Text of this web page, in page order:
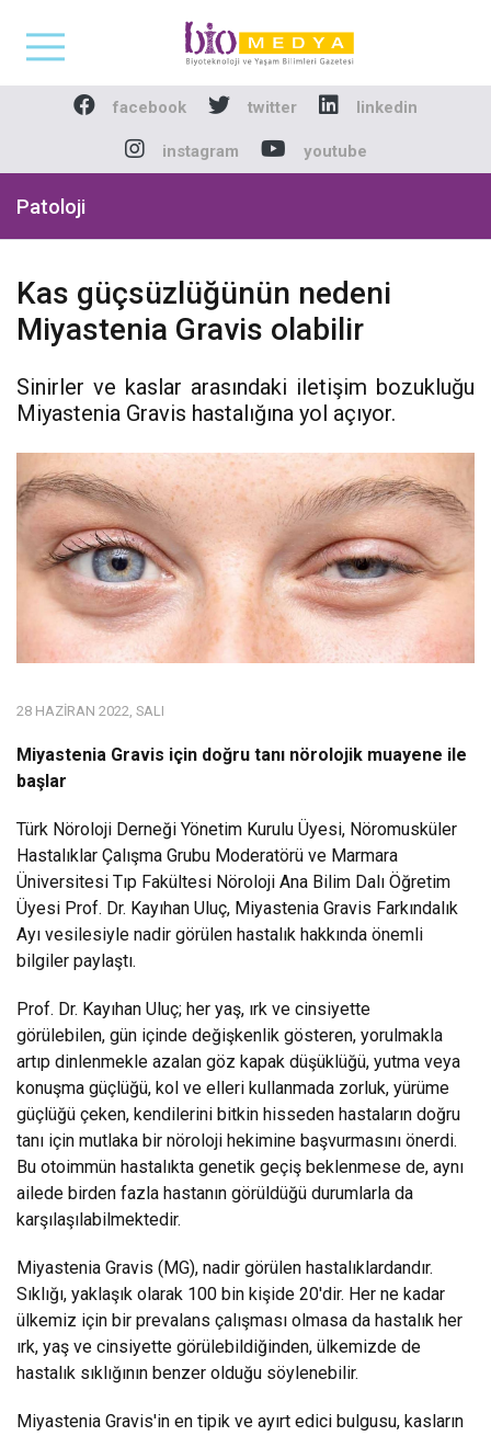
Biomedya -
facebook twitter linkedin
instagram youtube
Patoloji
Kas güçsüzlüğünün nedeni
Miyastenia Gravis olabilir
Sinirler ve kaslar arasındaki iletişim bozukluğu
Miyastenia Gravis hastalığına yol açıyor.
28 HAZIRAN 2022, SALI
Miyastenia Gravis için doğru tanı nörolojik muayene ile
başlar
Türk Nöroloji Derneği Yönetim Kurulu Üyesi, Nöromusküler
Hastalıklar Çalışma Grubu Moderatörü ve Marmara
Üniversitesi Tıp Fakültesi Nöroloji Ana Bilim Dalı Öğretim
Üyesi Prof. Dr. Kayıhan Uluç, Miyastenia Gravis Farkındalık
Ayı vesilesiyle nadir görülen hastalık hakkında önemli
bilgiler paylaştı.
Prof. Dr. Kayıhan Uluç; her yaş, ırk ve cinsiyette
görülebilen, gün içinde değişkenlik gösteren, yorulmakla
artıp dinlenmekle azalan göz kapak düşüklüğü, yutma veya
konuşma güçlüğü, kol ve elleri kullanmada zorluk, yürüme
güçlüğü çeken, kendilerini bitkin hisseden hastaların doğru
tanı için mutlaka bir nöroloji hekimine başvurmasını önerdi.
Bu otoimmün hastalıkta genetik geçiş beklenmese de, aynı
ailede birden fazla hastanın görüldüğü durumlarla da
karşılaşılabilmektedir.
Miyastenia Gravis (MG), nadir görülen hastalıklardandır.
Sıklığı, yaklaşık olarak 100 bin kişide 20'dir. Her ne kadar
ülkemiz için bir prevalans çalışması olmasa da hastalık her
ırk, yaş ve cinsiyette görülebildiğinden, ülkemizde de
hastalık sıklığının benzer olduğu söylenebilir.
Miyastenia Gravis'in en tipik ve ayırt edici bulgusu, kasların